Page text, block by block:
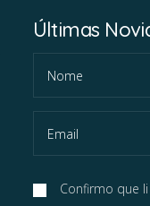
Últimas
Confirmo que